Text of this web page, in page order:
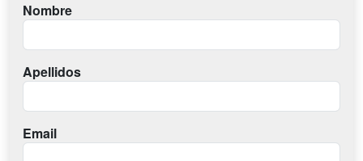
Nombre
Apellidos
Email